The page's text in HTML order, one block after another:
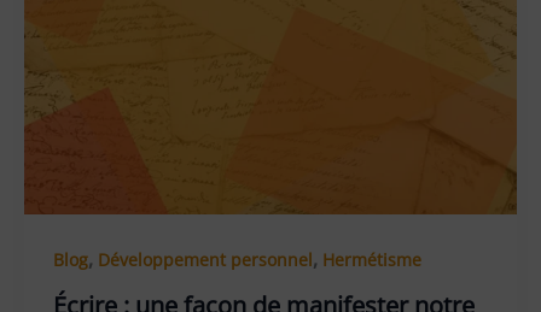
Blog, Développement personnel, Hermétisme